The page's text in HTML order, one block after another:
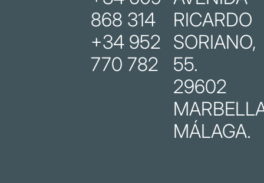
868 314
+34 952
770 782
RICARDO
SORIANO,
55.
29602
MÁLAGA.